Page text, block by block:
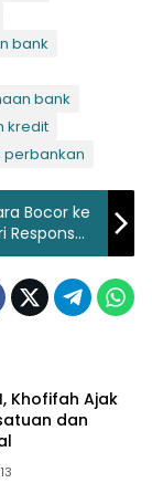
bank
bank
kredit
perbankan
Bocor ke
Respons
Khofifah Ajak
dan